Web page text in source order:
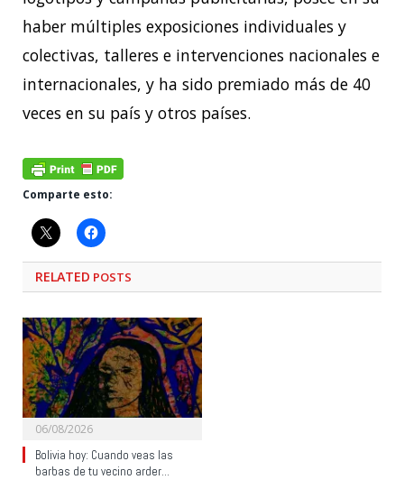
haber múltiples exposiciones individuales y
colectivas, talleres e intervenciones nacionales e
internacionales, y ha sido premiado más de 40
veces en su país y otros países.
Comparte esto:
RELATED POSTS
06/08/2026
Bolivia hoy: Cuando veas las
barbas de tu vecino arder…